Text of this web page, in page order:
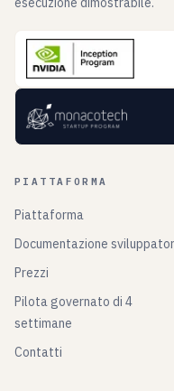
PIATTAFORMA
Piattaforma
Documentazione
Prezzi
Pilota governato di 4
settimane
Contatti